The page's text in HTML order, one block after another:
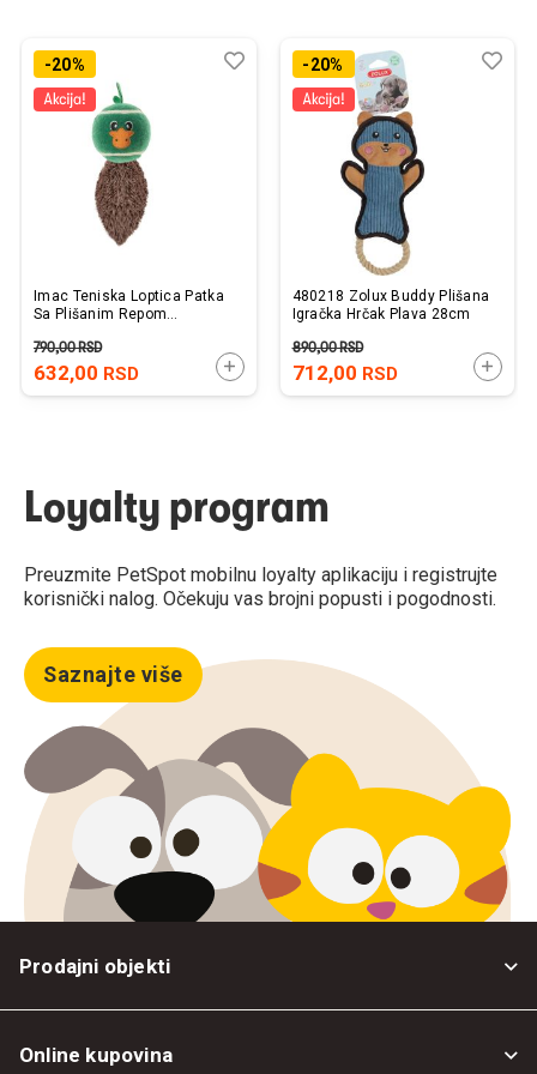
-20%
Imac Teniska Loptica Patka
Sa Plišanim Repom
632,00 RSD
790,00RSD
DODAJTE U KORPU
Dodaj
Uporedi-20%
480218 Zolux Buddy Plišana
Igračka Hrčak Plava 28cm
712,00 RSD
890,00RSD
Loyalty program
Preuzmite PetSpot mobilnu loyalty aplikaciju i registrujte
korisnički nalog. Očekuju vas brojni popusti i pogodnosti.
Saznajte više
Prodajni objekti
Online kupovina